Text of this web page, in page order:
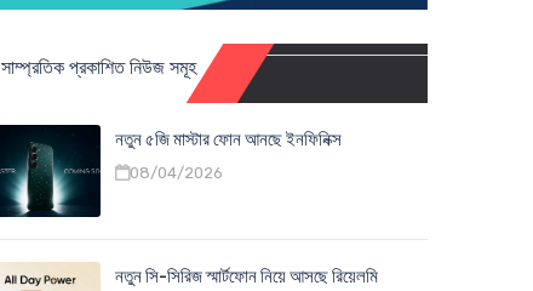
সাম্প্রতিক প্রকাশিত নিউজ সমূহ
নতুন ৫জি মাস্টার ফোন আনছে ইনফিনিক্স
08/04/2026
নতুন সি-সিরিজ স্মার্টফোন নিয়ে আসছে রিয়েলমি